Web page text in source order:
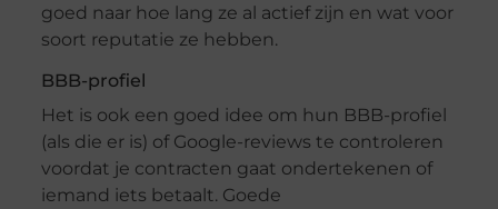
goed naar hoe lang ze al actief zijn en wat voor
soort reputatie ze hebben.
BBB-profiel
Het is ook een goed idee om hun BBB-profiel
(als die er is) of Google-reviews te controleren
voordat je contracten gaat ondertekenen of
iemand iets betaalt. Goede